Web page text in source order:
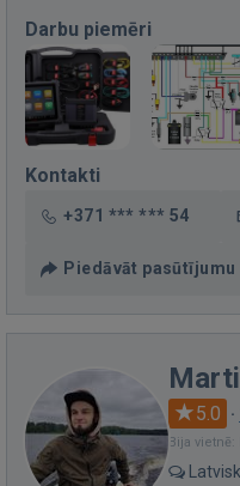
Darbu piemēri
Kontakti
+371 *** *** 54
Piedāvāt pasūtījumu
5.0 ·
Bija